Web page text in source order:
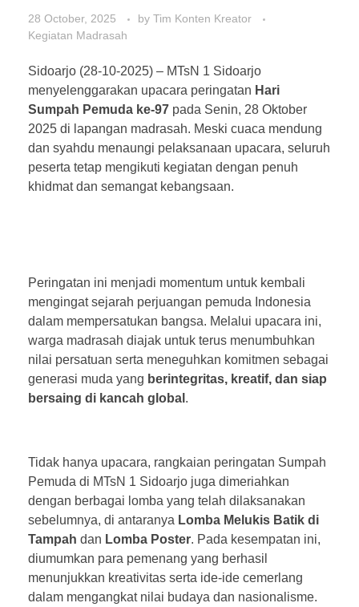
28 October, 2025 by Tim Konten Kreator
Kegiatan Madrasah
Sidoarjo (28-10-2025) – MTsN 1 Sidoarjo
menyelenggarakan upacara peringatan Hari
Sumpah Pemuda ke-97 pada Senin, 28 Oktober
2025 di lapangan madrasah. Meski cuaca mendung
dan syahdu menaungi pelaksanaan upacara, seluruh
peserta tetap mengikuti kegiatan dengan penuh
khidmat dan semangat kebangsaan.
Peringatan ini menjadi momentum untuk kembali
mengingat sejarah perjuangan pemuda Indonesia
dalam mempersatukan bangsa. Melalui upacara ini,
warga madrasah diajak untuk terus menumbuhkan
nilai persatuan serta meneguhkan komitmen sebagai
generasi muda yang berintegritas, kreatif, dan siap
bersaing di kancah global .
Tidak hanya upacara, rangkaian peringatan Sumpah
Pemuda di MTsN 1 Sidoarjo juga dimeriahkan
dengan berbagai lomba yang telah dilaksanakan
sebelumnya, di antaranya Lomba Melukis Batik di
Tampah dan Lomba Poster. Pada kesempatan ini,
diumumkan para pemenang yang berhasil
menunjukkan kreativitas serta ide-ide cemerlang
dalam mengangkat nilai budaya dan nasionalisme.